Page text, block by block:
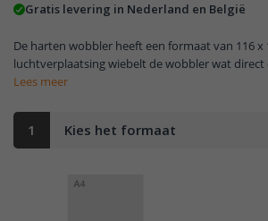
De harten wobbler heeft een formaat van 116 x
luchtverplaatsing wiebelt de wobbler wat direct
Lees meer
Gratis levering in Nederland en België
1 Kies het formaat